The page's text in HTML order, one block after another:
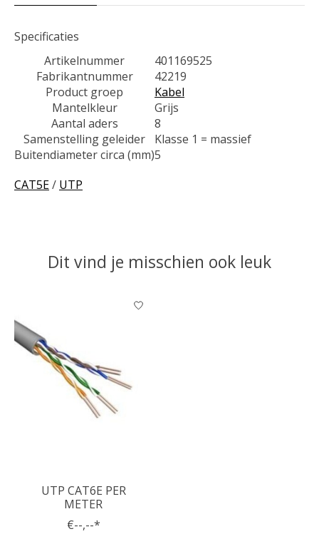
Specificaties
Artikelnummer
401169525
Fabrikantnummer
42219
Product groep
Kabel
Mantelkleur
Grijs
Aantal aders
8
Samenstelling geleider
Klasse 1 = massief
Buitendiameter circa (mm)5
CAT5E/ UTP
Dit vind je misschien ook leuk
Items van productcarrousel
UTP CAT6E PER
METER
€--,--*